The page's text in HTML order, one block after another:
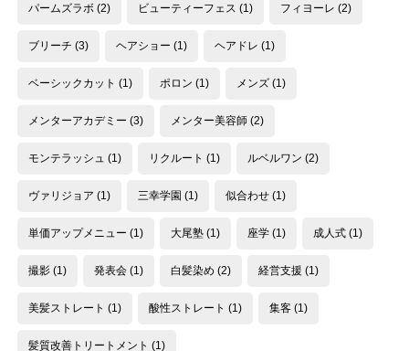
パームズラボ (2) ビューティーフェス (1) フィヨーレ (2)
ブリーチ (3) ヘアショー (1) ヘアドレ (1)
ベーシックカット (1) ポロン (1) メンズ (1)
メンターアカデミー (3) メンター美容師 (2)
モンテラッシュ (1) リクルート (1) ルベルワン (2)
ヴァリジョア (1) 三幸学園 (1) 似合わせ (1)
単価アップメニュー (1) 大尾塾 (1) 座学 (1) 成人式 (1)
撮影 (1) 発表会 (1) 白髪染め (2) 経営支援 (1)
美髪ストレート (1) 酸性ストレート (1) 集客 (1)
髪質改善トリートメント (1)